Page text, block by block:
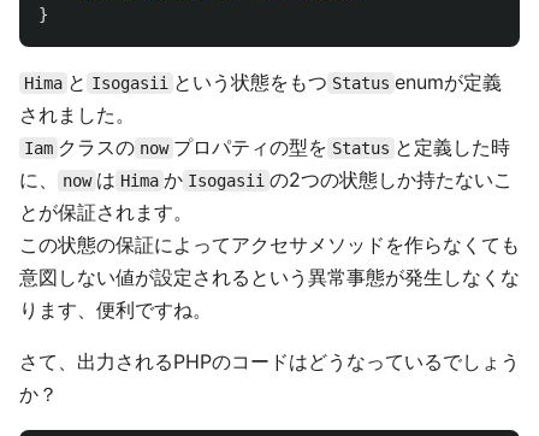
}
Hima と Isogasii という状態をもつ Status enumが定義
されました。
Iam クラスの now プロパティの型を Status と定義した時
に、
now は Hima か Isogasii の2つの状態しか持たないこ
とが保証されます。
この状態の保証によってアクセサメソッドを作らなくても
意図しない値が設定されるという異常事態が発生しなくな
ります、便利ですね。
さて、出力されるPHPのコードはどうなっているでしょう
か？